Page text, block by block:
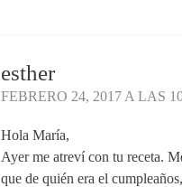
esther
FEBRERO 24, 2017 A LAS
Hola María,
Ayer me atreví con tu receta.
que de quién era el